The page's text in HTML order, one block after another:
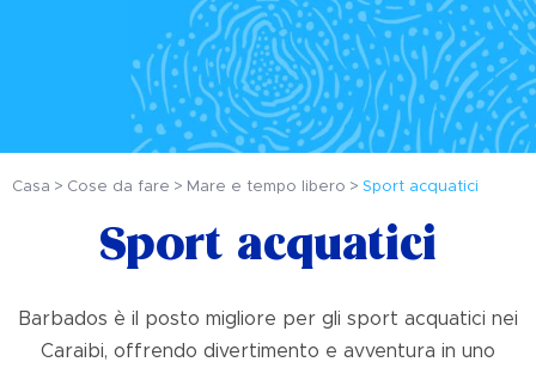
Casa Cose da fare Mare e tempo libero Sport acquatici
Sport acquatici
Barbados è il posto migliore per gli sport acquatici nei
Caraibi, offrendo divertimento e avventura in uno